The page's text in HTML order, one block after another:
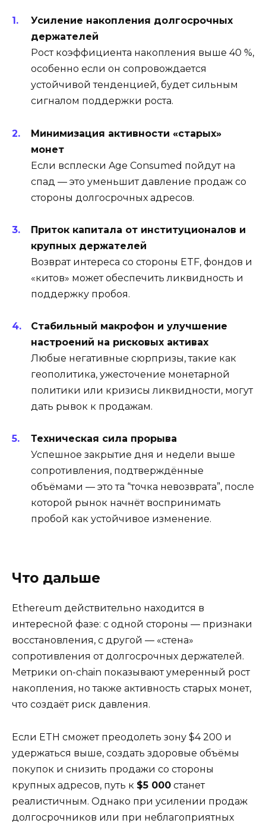
Усиление накопления долгосрочных
держателей
Рост коэффициента накопления выше 40 %,
особенно если он сопровождается
устойчивой тенденцией, будет сильным
сигналом поддержки роста.
Минимизация активности «старых»
монет
Если всплески Age Consumed пойдут на
спад — это уменьшит давление продаж со
стороны долгосрочных адресов.
Приток капитала от институционалов и
крупных держателей
Возврат интереса со стороны ETF, фондов и
«китов» может обеспечить ликвидность и
поддержку пробоя.
Стабильный макрофон и улучшение
настроений на рисковых активах
Любые негативные сюрпризы, такие как
геополитика, ужесточение монетарной
политики или кризисы ликвидности, могут
дать рывок к продажам.
Техническая сила прорыва
Успешное закрытие дня и недели выше
сопротивления, подтверждённые
объёмами — это та “точка невозврата”, после
которой рынок начнёт воспринимать
пробой как устойчивое изменение.
Что дальше
Ethereum действительно находится в
интересной фазе: с одной стороны — признаки
восстановления, с другой — «стена»
сопротивления от долгосрочных держателей.
Метрики on-chain показывают умеренный рост
накопления, но также активность старых монет,
что создаёт риск давления.
Если ETH сможет преодолеть зону $4 200 и
удержаться выше, создать здоровые объёмы
покупок и снизить продажи со стороны
крупных адресов, путь к $5 000 станет
реалистичным. Однако при усилении продаж
долгосрочников или при неблагоприятных